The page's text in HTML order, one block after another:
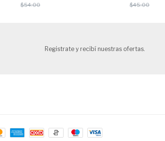
$54.00 $45.00
Registrate y recibí nuestras ofertas.